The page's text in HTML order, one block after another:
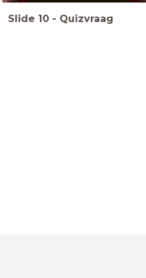
Slide 10 - Quizvraag